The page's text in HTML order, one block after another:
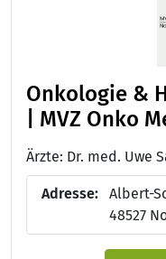
Onkologie &
| MVZ Onko
Adresse:
Albert-
48527